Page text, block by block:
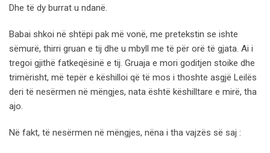
Dhe të dy burrat u ndanë.
Babai shkoi në shtëpi pak më vonë, me pretekstin se ishte
sëmurë, thirri gruan e tij dhe u mbyll me të për orë të gjata. Ai i
tregoi gjithë fatkeqësinë e tij. Gruaja e mori goditjen stoike dhe
trimërisht, më tepër e këshilloi që të mos i thoshte asgjë Leilës
deri të nesërmen në mëngjes, nata është këshilltare e mirë, tha
ajo.
Në fakt, të nesërmen në mëngjes, nëna i tha vajzës së saj :